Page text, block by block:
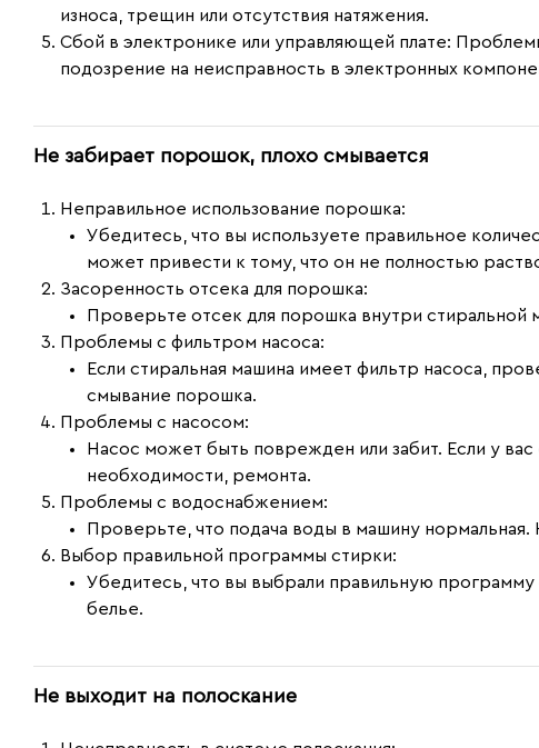
износа, трещин или отсутствия натяжения.
Сбой в электронике или управляющей плате:
подозрение на неисправность в электронных
Не забирает порошок, плохо смывается
Неправильное использование порошка:
Убедитесь, что вы используете правильное
может привести к тому, что он не полностью
Засоренность отсека для порошка:
Проверьте отсек для порошка внутри стиральной
Проблемы с фильтром насоса:
Если стиральная машина имеет фильтр насоса,
смывание порошка.
Проблемы с насосом:
Насос может быть поврежден или забит. Если у
необходимости, ремонта.
Проблемы с водоснабжением:
Проверьте, что подача воды в машину нормальная.
Выбор правильной программы стирки:
Убедитесь, что вы выбрали правильную
белье.
Не выходит на полоскание